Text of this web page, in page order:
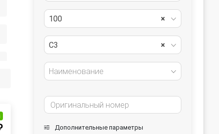
×
100
×
С3
Наименование
Дополнительные параметры